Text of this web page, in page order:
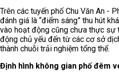
Trên các tuyến phố Chu Văn An -
đánh giá là “điểm sáng” thu hút
vào hoạt động cũng chưa thực
động chủ yếu đến từ các cơ sở
thành chuỗi trải nghiệm tổng thể.
Định hình không gian phố đêm